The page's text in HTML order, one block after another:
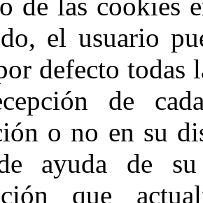
el usuario
defecto
de
o no en su
ayuda de
que